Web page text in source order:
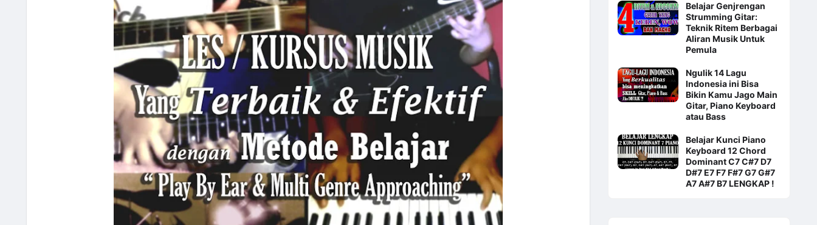
Belajar Genjrengan
Strumming Gitar:
Teknik Ritem Berbagai
Aliran Musik Untuk
Pemula
Ngulik 14 Lagu
Indonesia ini Bisa
Bikin Kamu Jago Main
Gitar, Piano Keyboard
atau Bass
Belajar Kunci Piano
Keyboard 12 Chord
Dominant C7 C#7 D7
D#7 E7 F7 F#7 G7 G#7
A7 A#7 B7 LENGKAP !